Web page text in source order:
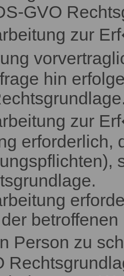
GVO
zur
hin
zur
erforderlich,
Person zu